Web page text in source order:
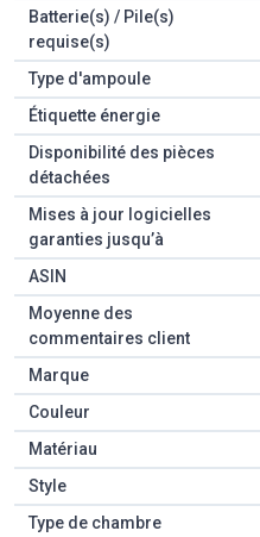
Batterie(s) / Pile(s)
requise(s)
Type d'ampoule
Étiquette énergie
Disponibilité des pièces
détachées
Mises à jour logicielles
garanties jusqu’à
ASIN
Moyenne des
commentaires client
Marque
Couleur
Matériau
Style
Type de chambre